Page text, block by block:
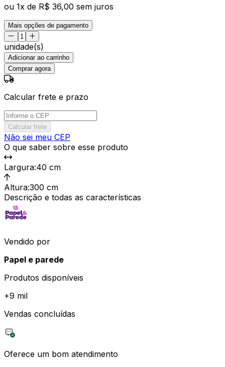
ou 1x de R$ 36,00 sem juros
Mais opções de pagamento
unidade(s)
Adicionar ao carrinho
Comprar agora
Calcular frete e prazo
Calcular frete
Não sei meu CEP
O que saber sobre esse produto
Largura:40 cm
Altura:300 cm
Descrição e todas as características
Vendido por
Papel e parede
Produtos disponíveis
+9 mil
Vendas concluídas
Oferece um bom atendimento